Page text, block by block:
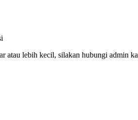
atau lebih kecil, silakan hubungi admin